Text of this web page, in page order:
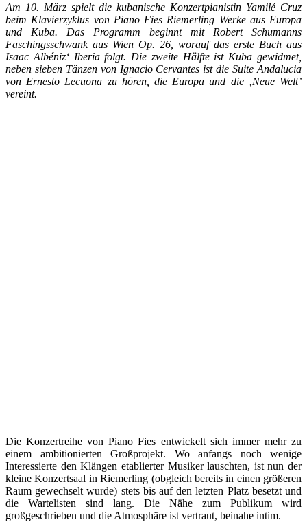
Am 10. März spielt die kubanische Konzertpianistin Yamilé Cruz
beim Klavierzyklus von Piano Fies Riemerling Werke aus Europa
und Kuba. Das Programm beginnt mit Robert Schumanns
Faschingsschwank aus Wien Op. 26, worauf das erste Buch aus
Isaac Albéniz‘ Iberia folgt. Die zweite Hälfte ist Kuba gewidmet,
neben sieben Tänzen von Ignacio Cervantes ist die Suite Andalucia
von Ernesto Lecuona zu hören, die Europa und die ‚Neue Welt’
vereint.
Die Konzertreihe von Piano Fies entwickelt sich immer mehr zu
einem ambitionierten Großprojekt. Wo anfangs noch wenige
Interessierte den Klängen etablierter Musiker lauschten, ist nun der
kleine Konzertsaal in Riemerling (obgleich bereits in einen größeren
Raum gewechselt wurde) stets bis auf den letzten Platz besetzt und
die Wartelisten sind lang. Die Nähe zum Publikum wird
großgeschrieben und die Atmosphäre ist vertraut, beinahe intim.